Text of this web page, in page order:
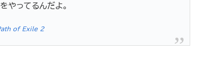
やってるんだよ。
of Exile 2